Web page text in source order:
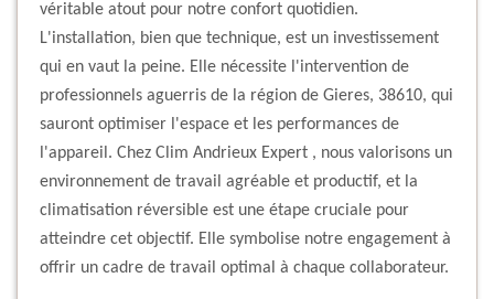
véritable atout pour notre confort quotidien.
L'installation, bien que technique, est un investissement
qui en vaut la peine. Elle nécessite l'intervention de
professionnels aguerris de la région de Gieres, 38610, qui
sauront optimiser l'espace et les performances de
l'appareil. Chez Clim Andrieux Expert , nous valorisons un
environnement de travail agréable et productif, et la
climatisation réversible est une étape cruciale pour
atteindre cet objectif. Elle symbolise notre engagement à
offrir un cadre de travail optimal à chaque collaborateur.